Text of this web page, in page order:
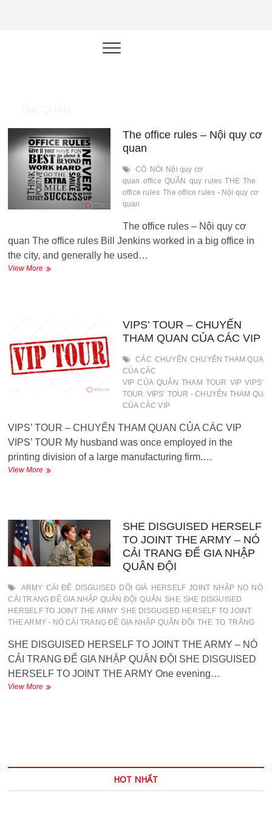
nhân trong
The office rules – Nội quy cơ
quan
CÓ NÓI
Nội quy cơ
quan office QUÂN quy rules THE The
office rules The office rules - Nội quy cơ
quan
The office rules – Nội quy cơ
quan The office rules Bill Jenkins worked in a big office in
the city, and generally he used…
View MoreThe
quan
VIPS’ TOUR – CHUYẾN
THAM QUAN CỦA CÁC VIP
CÁC CHUYỂN CHUYẾN THAM QUAN
CỦA CÁC
VIP CỦA QUÂN THAM TOUR VIP VIPS’
TOUR VIPS’ TOUR - CHUYẾN THAM
CỦA CÁC VIP
VIPS’ TOUR – CHUYẾN THAM QUAN CỦA CÁC VIP
VIPS’ TOUR My husband was once employed in the
printing division of a large manufacturing firm.…
View MoreVIPS’
QUAN
CỦA
CÁC
VIP
SHE DISGUISED HERSELF
TO JOINT THE ARMY – NÓ
CẢI TRANG ĐỂ GIA NHẬP
QUÂN ĐỘI
ARMY CÁI ĐỂ DISGUISED DÕI GIÀ HERSELF JOINT NHẬP NO NÓ
CẢI TRANG ĐỂ GIA NHẬP QUÂN ĐỘI
QUÂN SHE SHE DISGUISED
HERSELF TO JOINT THE ARMY SHE DISGUISED HERSELF TO JOINT
THE ARMY - NÓ CẢI TRANG ĐỂ GIA NHẬP QUÂN ĐỘI THE TO TRĂNG
SHE DISGUISED HERSELF TO JOINT THE ARMY – NÓ
CẢI TRANG ĐỂ GIA NHẬP QUÂN ĐỘI SHE DISGUISED
HERSELF TO JOINT THE ARMY One evening…
View MoreSHE
HOT NHẤT